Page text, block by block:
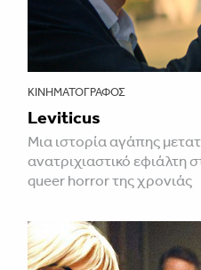
ΚΙΝΗΜΑΤΟΓΡΆΦΟΣ
Leviticus
Μια ιστορία αγάπης
ανατριχιαστικό εφιάλτη
queer horror της χρονιάς